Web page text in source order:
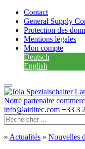
Contact
General Supply
Protection des
Mentions légales
Mon compte
Deutsch
English
Notre partenaire
info@airlitec.com +33 3
» Actualités » Nouvelles